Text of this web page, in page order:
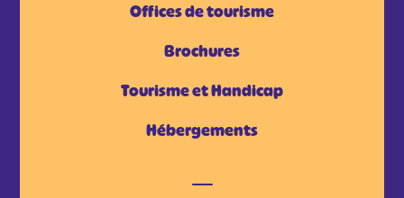
Offices de tourisme
Brochures
Tourisme et Handicap
Hébergements